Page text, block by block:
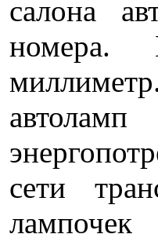
салона
номера.
сети
лампочек